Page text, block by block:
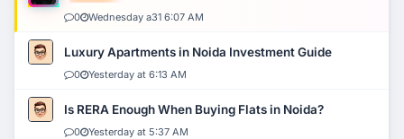
0 Wednesday a31 6:07 AM
Luxury Apartments in Noida Investment Guide
0 Yesterday at 6:13 AM
Is RERA Enough When Buying Flats in Noida?
0 Yesterday at 5:37 AM